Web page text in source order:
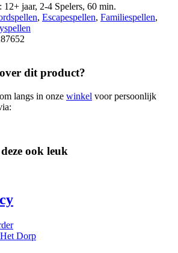
: 12+ jaar, 2-4 Spelers, 60 min.
, Escapespellen, Familiespellen,
dit product?
langs in onze winkel voor persoonlijk
ook leuk